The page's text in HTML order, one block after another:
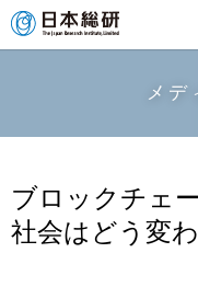
メデ
ブロックチェ
社会はどう変